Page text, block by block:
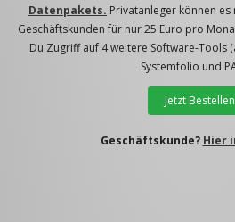
Datenpakets. Privatanleger können
Geschäftskunden für nur 25 Euro pro
Du Zugriff auf 4 weitere Software-Tools
Systemfolio und
Jetzt Bestellen
Geschäftskunde? Hier